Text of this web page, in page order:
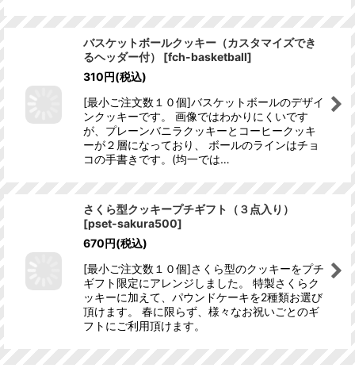
バスケットボールクッキー（カスタマイズでき
るヘッダー付）
[fch-basketball]
310円(税込)
[最小ご注文数１０個]バスケットボールのデザイ
ンクッキーです。 画像ではわかりにくいです
が、プレーンバニラクッキーとコーヒークッキ
ーが２層になっており、 ボールのラインはチョ
コの手書きです。(均一では…
さくら型クッキープチギフト（３点入り）
[pset-sakura500]
670円(税込)
[最小ご注文数１０個]さくら型のクッキーをプチ
ギフト限定にアレンジしました。 特製さくらク
ッキーに加えて、パウンドケーキを2種類お選び
頂けます。 春に限らず、様々なお祝いごとのギ
フトにご利用頂けます。